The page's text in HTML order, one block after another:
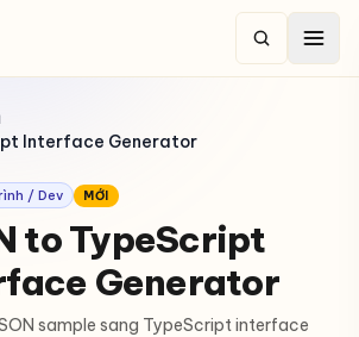
Interface Generator
/ Dev MỚI
to TypeScript
Generator
sample sang TypeScript interface